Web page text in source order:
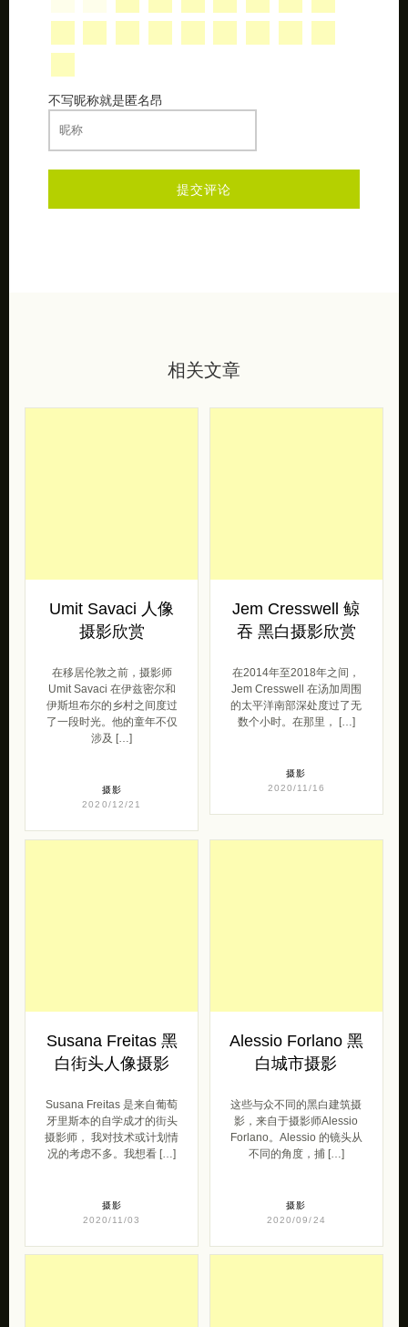
不写昵称就是匿名昂
相关文章
Umit Savaci 人像
摄影欣赏
在移居伦敦之前，摄影师
Umit Savaci 在伊兹密尔和
伊斯坦布尔的乡村之间度过
了一段时光。他的童年不仅
涉及 […]
摄影
2020/12/21
Jem Cresswell 鲸
吞 黑白摄影欣赏
在2014年至2018年之间，
Jem Cresswell 在汤加周围
的太平洋南部深处度过了无
数个小时。在那里， […]
摄影
2020/11/16
Susana Freitas 黑
白街头人像摄影
Susana Freitas 是来自葡萄
牙里斯本的自学成才的街头
摄影师， 我对技术或计划情
况的考虑不多。我想看 […]
摄影
2020/11/03
Alessio Forlano 黑
白城市摄影
这些与众不同的黑白建筑摄
影，来自于摄影师Alessio
Forlano。Alessio 的镜头从
不同的角度，捕 […]
摄影
2020/09/24